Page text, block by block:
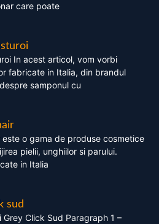
care poate
In acest articol, vom vorbi
fabricate in Italia, din brandul
samponul cu
este o gama de produse cosmetice
pielii, unghiilor si parului.
in Italia
sud
Grey Click Sud Paragraph 1 –